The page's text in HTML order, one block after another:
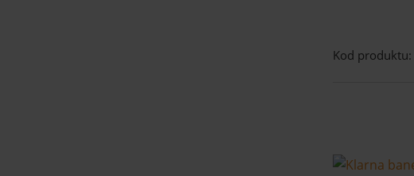
Kod produktu: